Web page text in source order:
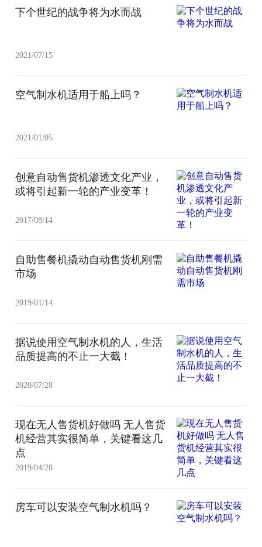
下个世纪的战争将为水而战
2021/07/15
空气制水机适用于船上吗？
2021/01/05
创意自动售货机渗透文化产业，
或将引起新一轮的产业变革！
2017/08/14
自助售餐机撬动自动售货机刚需
市场
2019/01/14
据说使用空气制水机的人，生活
品质提高的不止一大截！
2020/07/28
现在无人售货机好做吗 无人售货
机经营其实很简单，关键看这几
点
2019/04/28
房车可以安装空气制水机吗？